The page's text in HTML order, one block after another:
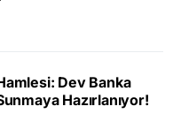
Dev Banka
Hazırlanıyor!